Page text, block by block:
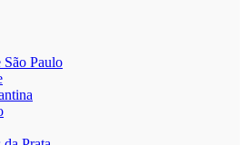
São Paulo